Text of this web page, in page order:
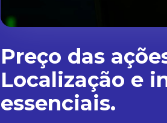
Preço das
Localização e
essenciais.